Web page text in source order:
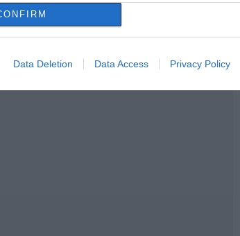
Data Deletion Data Access Privacy Policy
ελλείψεις στον τομέα της
ανάγκη για συστηματικούς και